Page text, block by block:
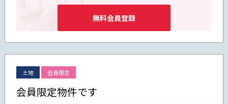
無料会員登録
土地 会員限定
会員限定物件です